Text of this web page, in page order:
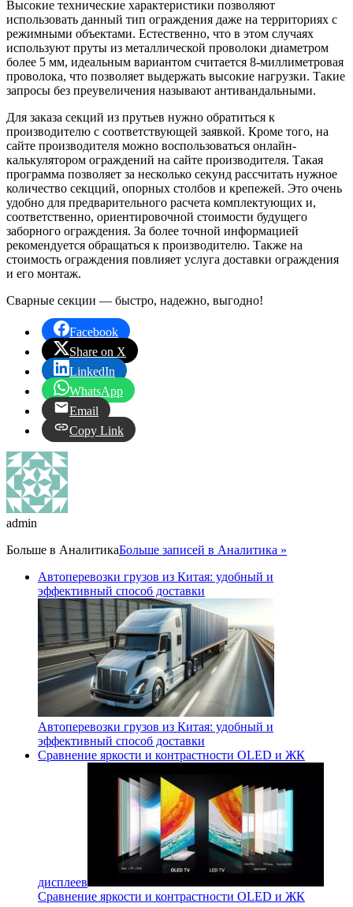
Высокие технические характеристики позволяют
использовать данный тип ограждения даже на территориях с
режимными объектами. Естественно, что в этом случаях
используют пруты из металлической проволоки диаметром
более 5 мм, идеальным вариантом считается 8-миллиметровая
проволока, что позволяет выдержать высокие нагрузки. Такие
запросы без преувеличения называют антивандальными.
Для заказа секций из прутьев нужно обратиться к
производителю с соответствующей заявкой. Кроме того, на
сайте производителя можно воспользоваться онлайн-
калькулятором ограждений на сайте производителя. Такая
программа позволяет за несколько секунд рассчитать нужное
количество секцций, опорных столбов и крепежей. Это очень
удобно для предварительного расчета комплектующих и,
соответственно, ориентировочной стоимости будущего
заборного ограждения. За более точной информацией
рекомендуется обращаться к производителю. Также на
стоимость ограждения повлияет услуга доставки ограждения
и его монтаж.
Сварные секции — быстро, надежно, выгодно!
Facebook
Share on X
LinkedIn
WhatsApp
Email
Copy Link
admin
Больше в АналитикаБольше записей в Аналитика »
Автоперевозки грузов из Китая: удобный и
эффективный способ доставки
Автоперевозки грузов из Китая: удобный и
эффективный способ доставки
Сравнение яркости и контрастности OLED и ЖК
дисплеев
Сравнение яркости и контрастности OLED и ЖК